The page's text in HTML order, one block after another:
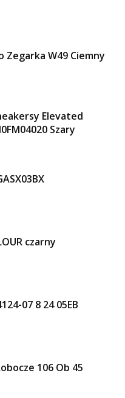
Zegarka W49 Ciemny
Elevated
Szary
czarny
07 8 24 05EB
106 Ob 45